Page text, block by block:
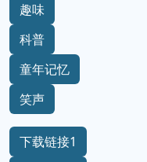
趣味
科普
童年记忆
笑声
下载链接1